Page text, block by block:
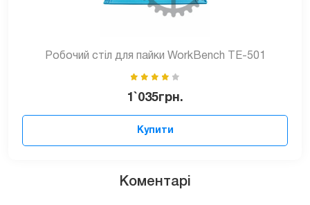
Робочий стіл для пайки WorkBench TE-501
1`035грн.
Купити
Коментарі